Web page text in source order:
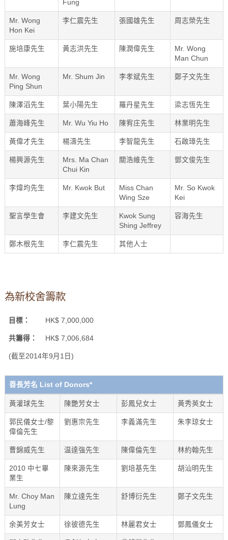
Fung
Mr. Wong
Hon Kei
李仁震先生 張國雄先生 周志榮先生
施培康先生 黃志洪先生 陳潤偉先生
Mr. Wong
Man Chun
Mr. Wong
Ping Shun
Mr. Shum Jin 李孝斌先生 鄭子文先生
陳澤滔先生 葉小陽先生 羅丹星先生 梁志恆先生
蕭海峰先生 Mr. Wu Yiu Ho 陳宥庄先生 林業明先生
黃偉才先生 楊濤先生 李智龍先生 石啟璋先生
楊興源先生
Mrs. Ma Chan
Chui Kin
關浩維先生 鄧文俊先生
李煒均先生 Mr. Kwok But
Miss Chan
Wing Sze
Mr. So Kwok
Kei
聖言學生會 李建文先生
Kwok Sung
Shing Jeffrey
容海先生
鄭木根先生 李仁震先生 其他人士
為新校舍籌款
目標： HK$ 7,000,000
共籌得： HK$ 7,006,684
(截至2014年9月1日)
善長芳名 List of Donors*
黃灌球先生 陳艷芳女士 彭鳳兒女士 黃秀英女士
郭民儀女士/黎
偉倫先生
劉惠宗先生 李義滿先生 朱李琼女士
曹錦威先生 温達強先生 陳偉倫先生 林約翰先生
2010 中七畢
業生
陳來源先生 劉培基先生 胡汕明先生
Mr. Choy Man
Lung
陳立達先生 舒博衍先生 鄭子文先生
余美芳女士 徐彼德先生 林麗君女士 鄧鳳儀女士